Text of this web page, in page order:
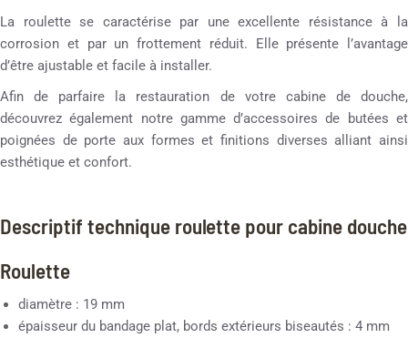
La roulette se caractérise par une excellente résistance à la
corrosion et par un frottement réduit. Elle présente l’avantage
d’être ajustable et facile à installer.
Afin de parfaire la restauration de votre cabine de douche,
découvrez également notre gamme d’accessoires de butées et
poignées de porte aux formes et finitions diverses alliant ainsi
esthétique et confort.
Descriptif technique roulette pour cabine douche
Roulette
diamètre : 19 mm
épaisseur du bandage plat, bords extérieurs biseautés : 4 mm